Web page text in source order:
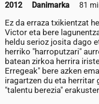
2012 Danimarka 81
Ez da erraza txikientzat
Victor eta bere
heldu serioz josita dago
herriko "harroputzari"
batean zirkoa herrira
Erregeak" bere azken
iragartzen du eta herritar
"talentu berezia"